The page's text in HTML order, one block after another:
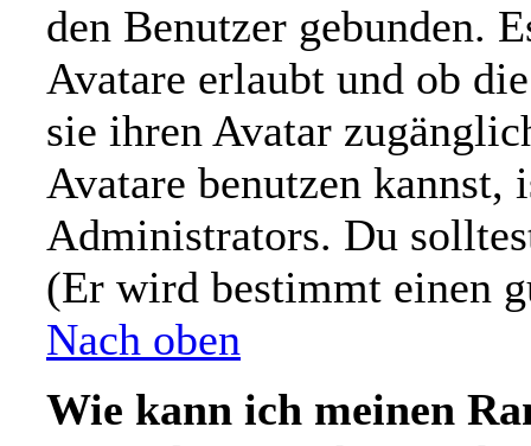
den Benutzer gebunden.
Avatare erlaubt und ob
sie ihren Avatar
Avatare benutzen kannst,
Administrators. Du
(Er wird bestimmt einen
Nach oben
Wie kann ich meinen